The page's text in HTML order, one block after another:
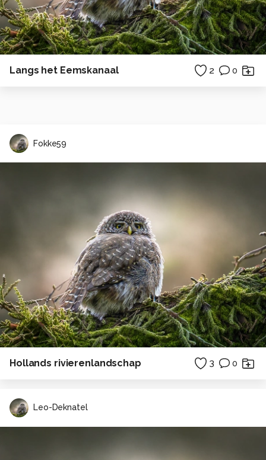
Langs het Eemskanaal 2 0
Fokke59
Hollands rivierenlandschap 3 0
Leo-Deknatel